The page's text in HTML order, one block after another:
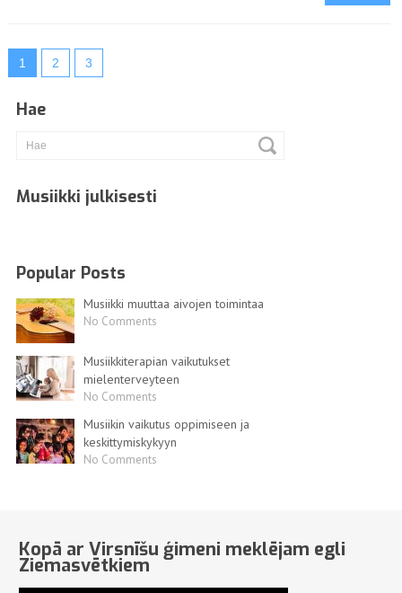
1 2 3
Hae
Musiikki julkisesti
Popular Posts
Musiikki muuttaa aivojen toimintaa
No Comments
Musiikkiterapian vaikutukset
mielenterveyteen
No Comments
Musiikin vaikutus oppimiseen ja
keskittymiskykyyn
No Comments
Kopā ar Virsnīšu ģimeni meklējam egli
Ziemasvētkiem